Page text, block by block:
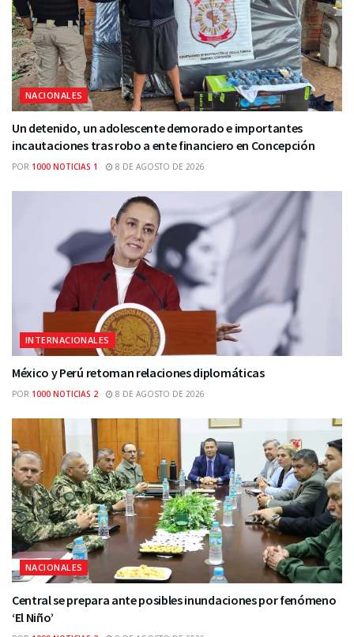
NACIONALES
Un detenido, un adolescente demorado e importantes
incautaciones tras robo a ente financiero en Concepción
POR 1000 NOTICIAS 1 8 DE AGOSTO DE 2026
INTERNACIONALES
México y Perú retoman relaciones diplomáticas
POR 1000 NOTICIAS 2 8 DE AGOSTO DE 2026
NACIONALES
Central se prepara ante posibles inundaciones por fenómeno
‘El Niño’